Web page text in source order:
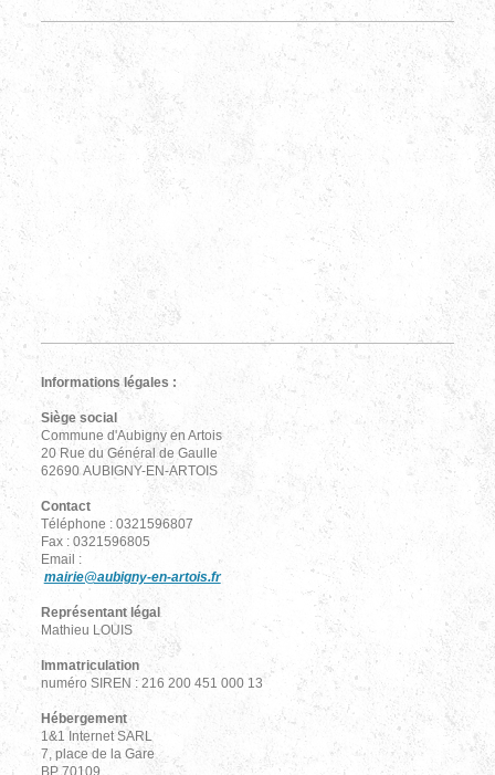
Informations légales :
Siège social
Commune d'Aubigny en Artois
20 Rue du Général de Gaulle
62690 AUBIGNY-EN-ARTOIS
Contact
Téléphone : 0321596807
Fax : 0321596805
Email :
mairie@aubigny-en-artois.fr
Représentant légal
Mathieu LOUIS
Immatriculation
numéro SIREN : 216 200 451 000 13
Hébergement
1&1 Internet SARL
7, place de la Gare
BP 70109